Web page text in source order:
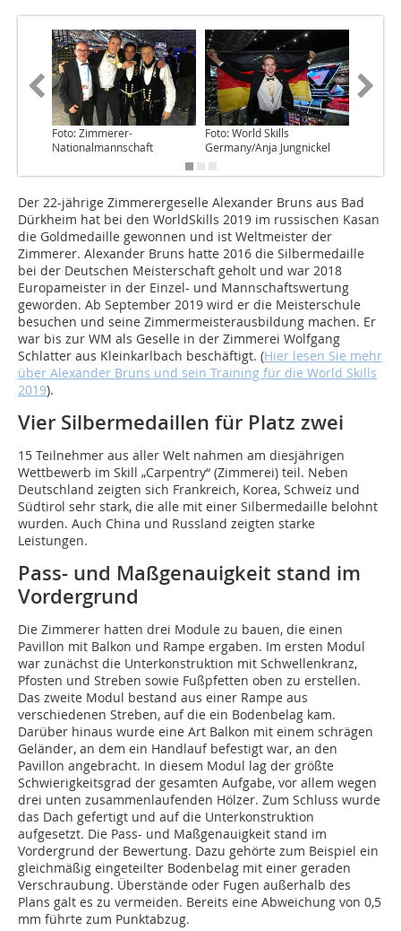
Foto: Zimmerer-
Nationalmannschaft
Foto: World Skills
Germany/Anja Jungnickel
Der 22-jährige Zimmerergeselle Alexander Bruns aus Bad
Dürkheim hat bei den WorldSkills 2019 im russischen Kasan
die Goldmedaille gewonnen und ist Weltmeister der
Zimmerer. Alexander Bruns hatte 2016 die Silbermedaille
bei der Deutschen Meisterschaft geholt und war 2018
Europameister in der Einzel- und Mannschaftswertung
geworden. Ab September 2019 wird er die Meisterschule
besuchen und seine Zimmermeisterausbildung machen. Er
war bis zur WM als Geselle in der Zimmerei Wolfgang
Schlatter aus Kleinkarlbach beschäftigt. (Hier lesen Sie mehr
über Alexander Bruns und sein Training für die World Skills
2019).
Vier Silbermedaillen für Platz zwei
15 Teilnehmer aus aller Welt nahmen am diesjährigen
Wettbewerb im Skill „Carpentry“ (Zimmerei) teil. Neben
Deutschland zeigten sich Frankreich, Korea, Schweiz und
Südtirol sehr stark, die alle mit einer Silbermedaille belohnt
wurden. Auch China und Russland zeigten starke
Leistungen.
Pass- und Maßgenauigkeit stand im
Vordergrund
Die Zimmerer hatten drei Module zu bauen, die einen
Pavillon mit Balkon und Rampe ergaben. Im ersten Modul
war zunächst die Unterkonstruktion mit Schwellenkranz,
Pfosten und Streben sowie Fußpfetten oben zu erstellen.
Das zweite Modul bestand aus einer Rampe aus
verschiedenen Streben, auf die ein Bodenbelag kam.
Darüber hinaus wurde eine Art Balkon mit einem schrägen
Geländer, an dem ein Handlauf befestigt war, an den
Pavillon angebracht. In diesem Modul lag der größte
Schwierigkeitsgrad der gesamten Aufgabe, vor allem wegen
drei unten zusammenlaufenden Hölzer. Zum Schluss wurde
das Dach gefertigt und auf die Unterkonstruktion
aufgesetzt. Die Pass- und Maßgenauigkeit stand im
Vordergrund der Bewertung. Dazu gehörte zum Beispiel ein
gleichmäßig eingeteilter Bodenbelag mit einer geraden
Verschraubung. Überstände oder Fugen außerhalb des
Plans galt es zu vermeiden. Bereits eine Abweichung von 0,5
mm führte zum Punktabzug.